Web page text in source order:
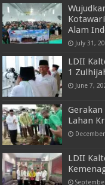
Alam
July 31,
LDII
1
June 7,
Lahan
LDII